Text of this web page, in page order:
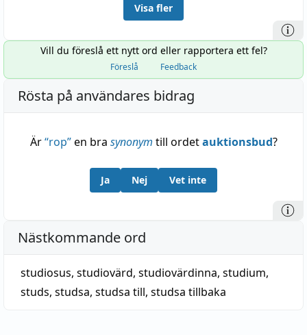
Visa fler
Vill du föreslå ett nytt ord eller rapportera ett fel?
Föreslå Feedback
Rösta på användares bidrag
Är“rop”en bra synonym till ordetauktionsbud?
Ja Nej Vet inte
Nästkommande ord
studiosus, studiovärd, studiovärdinna, studium,
studs, studsa, studsa till, studsa tillbaka